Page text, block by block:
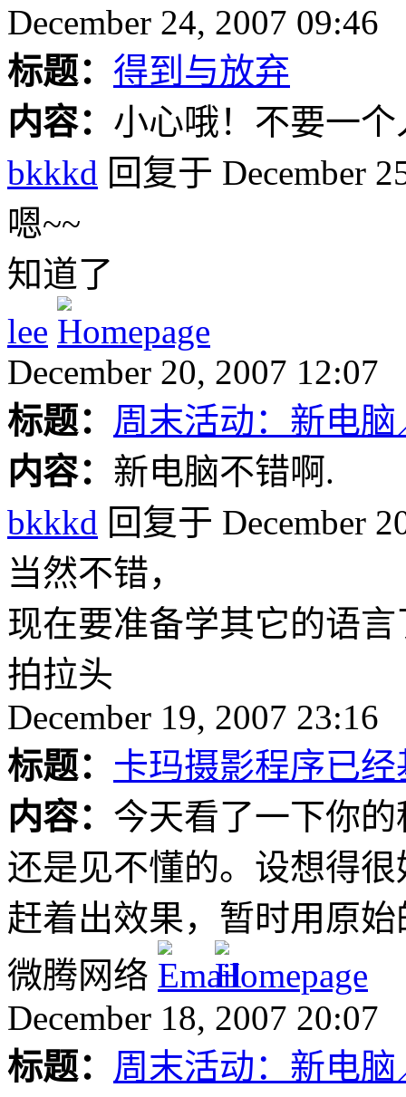
December 24, 2007 09:46
标题： 得到与放弃
内容： 小心哦！不要一
bkkkd 回复于 December
嗯~~
知道了
lee
December 20, 2007 12:07
标题： 周末活动：新电
内容： 新电脑不错啊.
bkkkd 回复于 December
当然不错，
现在要准备学其它的语言
拍拉头
December 19, 2007 23:16
标题： 卡玛摄影程序已
内容： 今天看了一下你
还是见不懂的。设想得
赶着出效果，暂时用原
微腾网络
December 18, 2007 20:07
标题： 周末活动：新电